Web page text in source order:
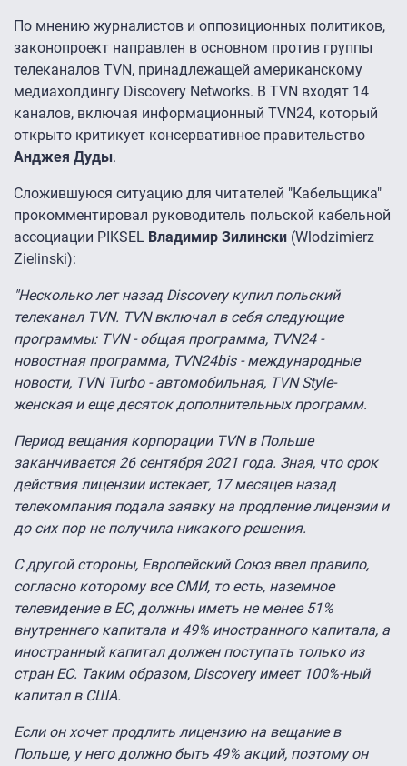
По мнению журналистов и оппозиционных политиков,
законопроект направлен в основном против группы
телеканалов TVN, принадлежащей американскому
медиахолдингу Discovery Networks. В TVN входят 14
каналов, включая информационный TVN24, который
открыто критикует консервативное правительство
Анджея Дуды.
Сложившуюся ситуацию для читателей "Кабельщика"
прокомментировал руководитель польской кабельной
ассоциации PIKSEL Владимир Зилински (Wlodzimierz
Zielinski):
"Несколько лет назад Discovery купил польский
телеканал TVN. TVN включал в себя следующие
программы: TVN - общая программа, TVN24 -
новостная программа, TVN24bis - международные
новости, TVN Turbo - автомобильная, TVN Style-
женская и еще десяток дополнительных программ.
Период вещания корпорации TVN в Польше
заканчивается 26 сентября 2021 года. Зная, что срок
действия лицензии истекает, 17 месяцев назад
телекомпания подала заявку на продление лицензии и
до сих пор не получила никакого решения.
С другой стороны, Европейский Союз ввел правило,
согласно которому все СМИ, то есть, наземное
телевидение в ЕС, должны иметь не менее 51%
внутреннего капитала и 49% иностранного капитала, а
иностранный капитал должен поступать только из
стран ЕС. Таким образом, Discovery имеет 100%-ный
капитал в США.
Если он хочет продлить лицензию на вещание в
Польше, у него должно быть 49% акций, поэтому он